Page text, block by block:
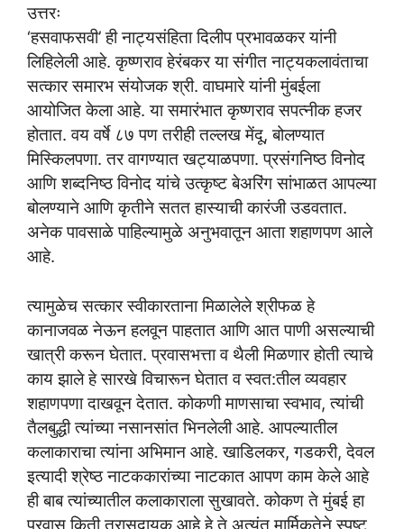
उत्तरः
‘हसवाफसवी’ ही नाट्यसंहिता दिलीप प्रभावळकर यांनी
लिहिलेली आहे. कृष्णराव हेरंबकर या संगीत नाट्यकलावंताचा
सत्कार समारभ संयोजक श्री. वाघमारे यांनी मुंबईला
आयोजित केला आहे. या समारंभात कृष्णराव सपत्नीक हजर
होतात. वय वर्षे ८७ पण तरीही तल्लख मेंदू, बोलण्यात
मिस्किलपणा. तर वागण्यात खट्याळपणा. प्रसंगनिष्ठ विनोद
आणि शब्दनिष्ठ विनोद यांचे उत्कृष्ट बेअरिंग सांभाळत आपल्या
बोलण्याने आणि कृतीने सतत हास्याची कारंजी उडवतात.
अनेक पावसाळे पाहिल्यामुळे अनुभवातून आता शहाणपण आले
आहे.
त्यामुळेच सत्कार स्वीकारताना मिळालेले श्रीफळ हे
कानाजवळ नेऊन हलवून पाहतात आणि आत पाणी असल्याची
खात्री करून घेतात. प्रवासभत्ता व थैली मिळणार होती त्याचे
काय झाले हे सारखे विचारून घेतात व स्वत:तील व्यवहार
शहाणपणा दाखवून देतात. कोकणी माणसाचा स्वभाव, त्यांची
तैलबुद्धी त्यांच्या नसानसांत भिनलेली आहे. आपल्यातील
कलाकाराचा त्यांना अभिमान आहे. खाडिलकर, गडकरी, देवल
इत्यादी श्रेष्ठ नाटककारांच्या नाटकात आपण काम केले आहे
ही बाब त्यांच्यातील कलाकाराला सुखावते. कोकण ते मुंबई हा
प्रवास किती त्रासदायक आहे हे ते अत्यंत मार्मिकतेने स्पष्ट